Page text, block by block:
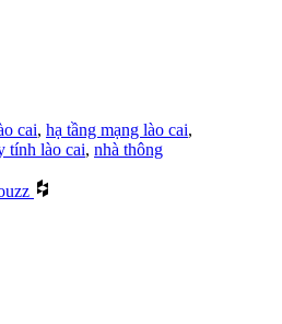
cai, hạ tầng mạng lào cai,
tính lào cai, nhà thông